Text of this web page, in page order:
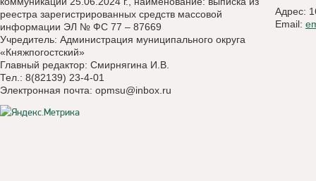
реестра зарегистрированных средств массовой
информации ЭЛ № ФС 77 – 87669
Учредитель: Администрация муниципального округа
«Княжпогостский»
Главный редактор: Смирнягина И.В.
Тел.: 8(82139) 23-4-01
Электронная почта: opmsu@inbox.ru
Адрес:
Email: